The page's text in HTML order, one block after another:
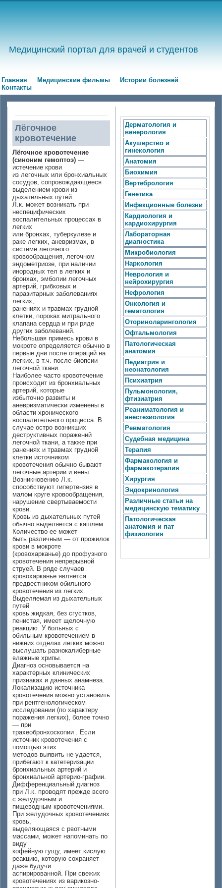
Медицинский портал для врачей и студентов
Главная Медицинские фильмы
Истории болезней
Контакты
Лёгочное
кровотечение
Лёгочное кровотечение
(синоним гемоптоэ) —
истечение крови
из легочных или бронхиальных
сосудов, сопровождающееся
выделением крови из
дыхательных путей.
Л.к. может возникать при
неспецифических
воспалительных процессах в
легких
или бронхах, туберкулезе и
раке легких, аневризмах, в
системе легочного
кровообращения, легочном
эндометриозе, при наличии
инородных тел в легких и
бронхах, эмболии легочных
артерий, грибковых и
паразитарных заболеваниях
легких,
ранениях и травмах грудной
клетки, пороках митрального
клапана сердца и при ряде
других заболеваний.
Небольшая примесь крови в
мокроте определяется обычно в
первые дни после операций на
легких, в т.ч. после биопсии
легочной ткани.
Наиболее часто кровотечение
происходит из бронхиальных
артерий, которые
избыточно развиты и
аневризматически изменены в
области хронического
воспалительного процесса. В
случае остро возникших
деструктивных поражений
легочной ткани, а также при
ранениях и травмах грудной
клетки источником
кровотечения обычно бывают
легочные артерии и вены.
Возникновению Л.к.
способствуют гипертензия в
малом круге кровообращения,
нарушение свертываемости
крови.
Кровь из дыхательных путей
обычно выделяется с кашлем.
Количество ее может
быть различным — от прожилок
крови в мокроте
(кровохарканье) до профузного
кровотечения непрерывной
струей. В ряде случаев
кровохарканье является
предвестником обильного
кровотечения из легких.
Выделяемая из дыхательных
путей
кровь жидкая, без сгустков,
пенистая, имеет щелочную
реакцию. У больных с
обильным кровотечением в
нижних отделах легких можно
выслушать разнокалиберные
влажные хрипы.
Диагноз основывается на
характерных клинических
признаках и данных анамнеза.
Локализацию источника
кровотечения можно установить
при рентгенологическом
исследовании (по характеру
поражения легких), более точно
— при
трахеобронхоскопии . Если
источник кровотечения с
помощью этих
методов выявить не удается,
прибегают к катетеризации
бронхиальных артерий и
бронхиальной артерио-графии.
Дифференциальный диагноз
при Л.к. проводят прежде всего
с желудочным и
пищеводным кровотечениями.
При желудочных кровотечениях
кровь,
выделяющаяся с рвотными
массами, может напоминать по
виду
кофейную гущу, имеет кислую
реакцию, которую сохраняет
даже будучи
аспирированной. При свежих
кровотечениях из варикозно-
Дерматология и
венерология
Акушерство и
гинекология
Анатомия
Биохимия
Вертебрология
Генетика
Инфекционные болезни
Кардиология и
кардиохирургия
Лабораторная
диагностика
Микробиология
Наркология
Неврология и
нейрохирургия
Нефрология
Онкология и
гематология
Оториноларингология
Офтальмология
Патологическая
анатомия
Педиатрия и
неонатология
Психиатрия
Пульмонология,
фтизиатрия
Реаниматология и
анестезиология
Ревматология
Судебная медицина
Терапия
Фармакология и
фармакотерапия
Хирургия
Эндокринология
Различные статьи на
медицинскую тематику
Патологическая
анатомия и пат
физиология